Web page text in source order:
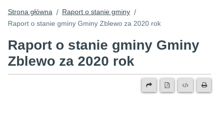
Strona główna / Raport o stanie gminy /
Raport o stanie gminy Gminy Zblewo za 2020 rok
Raport o stanie gminy Gminy
Zblewo za 2020 rok